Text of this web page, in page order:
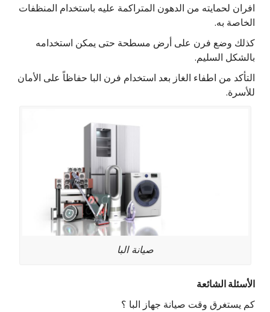
افران لحمايته من الدهون المتراكمة عليه باستخدام المنظفات
الخاصة به.
كذلك وضع فرن على أرض مسطحة حتى يمكن استخدامه
بالشكل السليم.
التأكد من اطفاء الغاز بعد استخدام فرن البا حفاظاً على الأمان
للأسرة.
صيانة البا
الأسئلة الشائعة
كم يستغرق وقت صيانة جهاز البا ؟